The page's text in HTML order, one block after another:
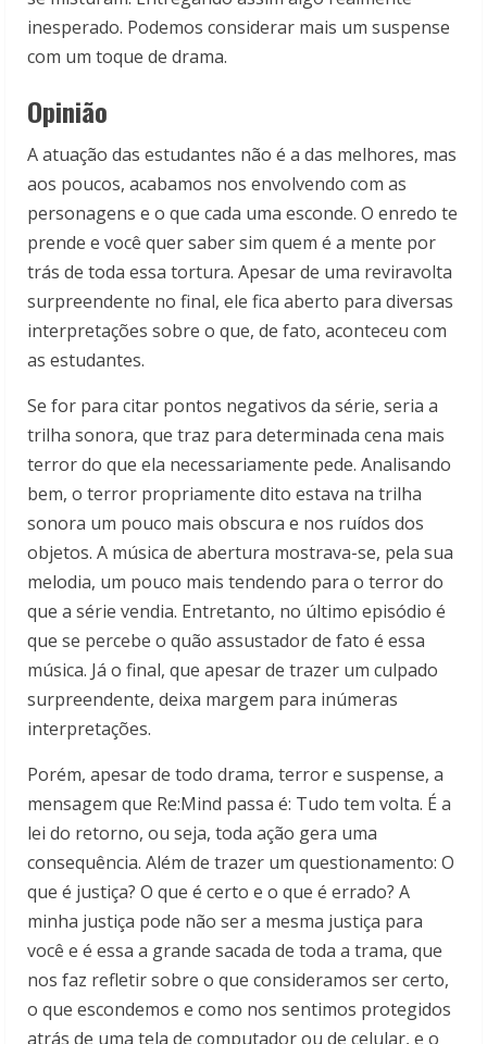
inesperado. Podemos considerar mais um suspense
com um toque de drama.
Opinião
A atuação das estudantes não é a das melhores, mas
aos poucos, acabamos nos envolvendo com as
personagens e o que cada uma esconde. O enredo te
prende e você quer saber sim quem é a mente por
trás de toda essa tortura. Apesar de uma reviravolta
surpreendente no final, ele fica aberto para diversas
interpretações sobre o que, de fato, aconteceu com
as estudantes.
Se for para citar pontos negativos da série, seria a
trilha sonora, que traz para determinada cena mais
terror do que ela necessariamente pede. Analisando
bem, o terror propriamente dito estava na trilha
sonora um pouco mais obscura e nos ruídos dos
objetos. A música de abertura mostrava-se, pela sua
melodia, um pouco mais tendendo para o terror do
que a série vendia. Entretanto, no último episódio é
que se percebe o quão assustador de fato é essa
música. Já o final, que apesar de trazer um culpado
surpreendente, deixa margem para inúmeras
interpretações.
Porém, apesar de todo drama, terror e suspense, a
mensagem que Re:Mind passa é: Tudo tem volta. É a
lei do retorno, ou seja, toda ação gera uma
consequência. Além de trazer um questionamento: O
que é justiça? O que é certo e o que é errado? A
minha justiça pode não ser a mesma justiça para
você e é essa a grande sacada de toda a trama, que
nos faz refletir sobre o que consideramos ser certo,
o que escondemos e como nos sentimos protegidos
atrás de uma tela de computador ou de celular, e o